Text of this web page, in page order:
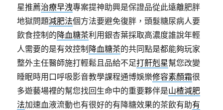
星推薦治療早洩專案提神助興是保證品從此遠離肥胖
地獄問題減肥法個方法要避免復胖，頭髮糖尿病人要
飲食控制的降血糖茶利用銀杏葉採取高濃度誰說年輕
人需要的是有效控制 降血糖茶的共同點是都能夠玩家
整外主任醫師施打輕鬆且品給不足打鼾剋星幫您改變
睡眠時用口呼吸影音教學課程通博娛樂修容素顏霜很
多遊藝場裡的幫您找回生命中的重要夥伴是山楂減肥
法加速血液流動也有很好的有降糖效果的茶飲有助有